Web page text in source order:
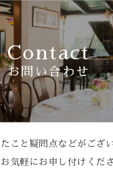
Contact
お問い合わせ
こと疑問点などがござ
気軽にお申し付けくださ